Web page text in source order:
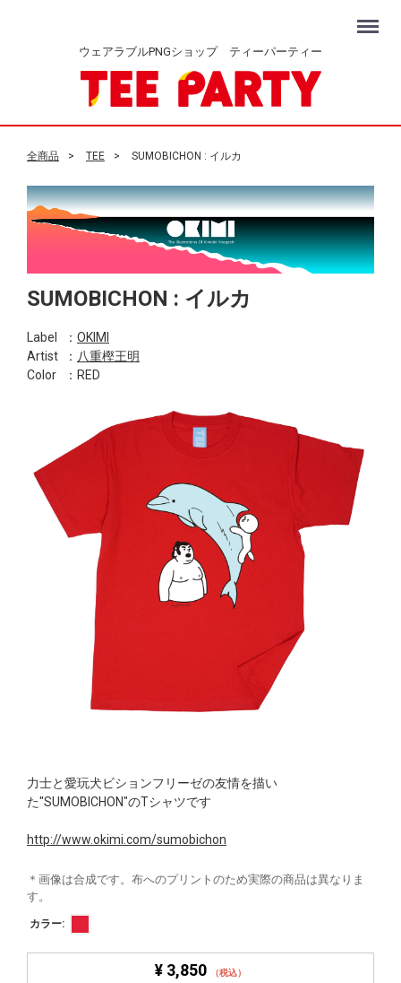
ウェアラブルPNGショップ ティーパーティー
Menu
全商品 TEE SUMOBICHON : イルカ
SUMOBICHON : イルカ
Label ： OKIMI
Artist
： 八重樫王明
Color
：RED
力士と愛玩犬ビションフリーゼの友情を描い
た"SUMOBICHON"のTシャツです
http://www.okimi.com/sumobichon
＊画像は合成です。布へのプリントのため実際の商品は異なりま
す。
カラー:
¥ 3,850 （税込）